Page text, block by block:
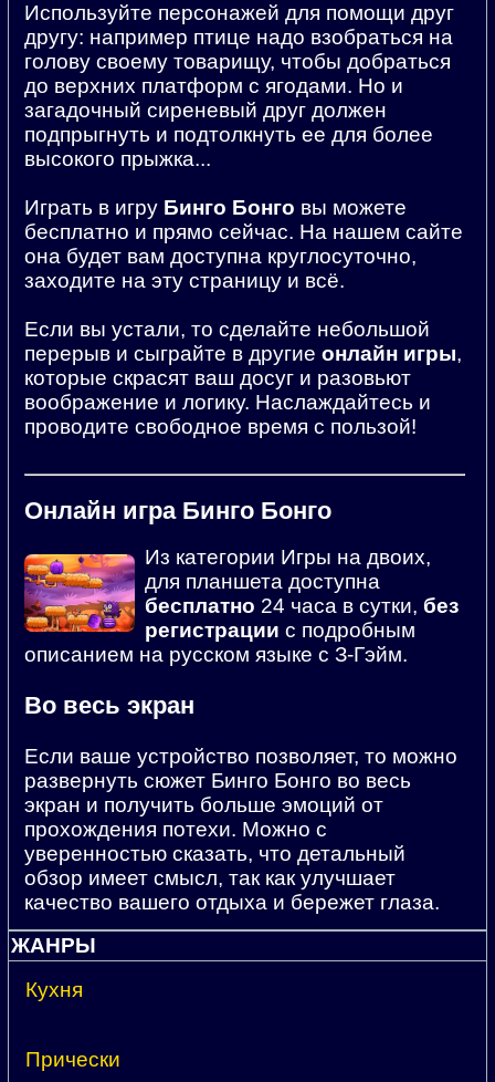
Используйте персонажей для помощи друг
другу: например птице надо взобраться на
голову своему товарищу, чтобы добраться
до верхних платформ с ягодами. Но и
загадочный сиреневый друг должен
подпрыгнуть и подтолкнуть ее для более
высокого прыжка...
Играть в игру Бинго Бонго вы можете
бесплатно и прямо сейчас. На нашем сайте
она будет вам доступна круглосуточно,
заходите на эту страницу и всё.
Если вы устали, то сделайте небольшой
перерыв и сыграйте в другие онлайн игры,
которые скрасят ваш досуг и разовьют
воображение и логику. Наслаждайтесь и
проводите свободное время с пользой!
Онлайн игра Бинго Бонго
Из категории Игры на двоих,
для планшета доступна
бесплатно 24 часа в сутки, без
регистрации с подробным
описанием на русском языке с З-Гэйм.
Во весь экран
Если ваше устройство позволяет, то можно
развернуть сюжет Бинго Бонго во весь
экран и получить больше эмоций от
прохождения потехи. Можно с
уверенностью сказать, что детальный
обзор имеет смысл, так как улучшает
качество вашего отдыха и бережет глаза.
ЖАНРЫ
Кухня
Прически